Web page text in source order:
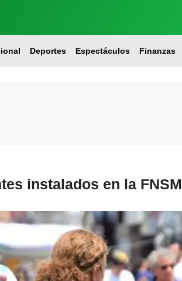
Deportes Espectáculos Finanzas
instalados en la FNSM